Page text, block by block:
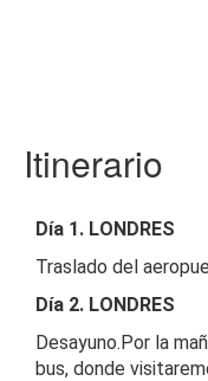
Itinerario
Día 1. LONDRES
Traslado del
Día 2. LONDRES
Desayuno.Por la
bus, donde